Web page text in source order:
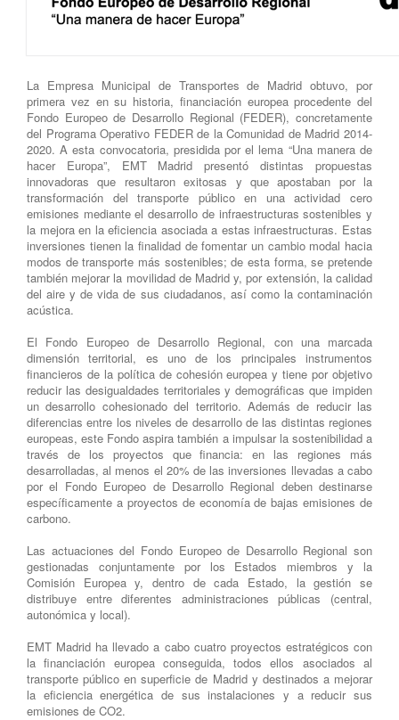
La Empresa Municipal de Transportes de Madrid obtuvo, por
primera vez en su historia, financiación europea procedente del
Fondo Europeo de Desarrollo Regional (FEDER), concretamente
del Programa Operativo FEDER de la Comunidad de Madrid 2014-
2020. A esta convocatoria, presidida por el lema “Una manera de
hacer Europa”, EMT Madrid presentó distintas propuestas
innovadoras que resultaron exitosas y que apostaban por la
transformación del transporte público en una actividad cero
emisiones mediante el desarrollo de infraestructuras sostenibles y
la mejora en la eficiencia asociada a estas infraestructuras. Estas
inversiones tienen la finalidad de fomentar un cambio modal hacia
modos de transporte más sostenibles; de esta forma, se pretende
también mejorar la movilidad de Madrid y, por extensión, la calidad
del aire y de vida de sus ciudadanos, así como la contaminación
acústica.
El Fondo Europeo de Desarrollo Regional, con una marcada
dimensión territorial, es uno de los principales instrumentos
financieros de la política de cohesión europea y tiene por objetivo
reducir las desigualdades territoriales y demográficas que impiden
un desarrollo cohesionado del territorio. Además de reducir las
diferencias entre los niveles de desarrollo de las distintas regiones
europeas, este Fondo aspira también a impulsar la sostenibilidad a
través de los proyectos que financia: en las regiones más
desarrolladas, al menos el 20% de las inversiones llevadas a cabo
por el Fondo Europeo de Desarrollo Regional deben destinarse
específicamente a proyectos de economía de bajas emisiones de
carbono.
Las actuaciones del Fondo Europeo de Desarrollo Regional son
gestionadas conjuntamente por los Estados miembros y la
Comisión Europea y, dentro de cada Estado, la gestión se
distribuye entre diferentes administraciones públicas (central,
autonómica y local).
EMT Madrid ha llevado a cabo cuatro proyectos estratégicos con
la financiación europea conseguida, todos ellos asociados al
transporte público en superficie de Madrid y destinados a mejorar
la eficiencia energética de sus instalaciones y a reducir sus
emisiones de CO2.